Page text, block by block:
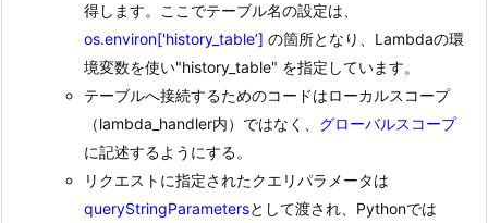
得します。ここでテーブル名の設定は、
os.environ['history_table’] の箇所となり、Lambdaの環
境変数を使い"history_table" を指定しています。
テーブルへ接続するためのコードはローカルスコープ
（lambda_handler内）ではなく、 グローバルスコープ
に記述するようにする。
リクエストに指定されたクエリパラメータは
queryStringParametersとして渡され、Pythonでは